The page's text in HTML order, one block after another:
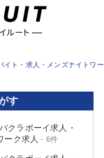
イト・求人・メンズナイトワ
す
クラボーイ求人・
ーク求人 - 6件
東京都